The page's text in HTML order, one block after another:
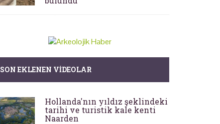
SON EKLENEN VIDEOLAR
Hollanda'nın yıldız şeklindeki
tarihi ve turistik kale kenti
Naarden